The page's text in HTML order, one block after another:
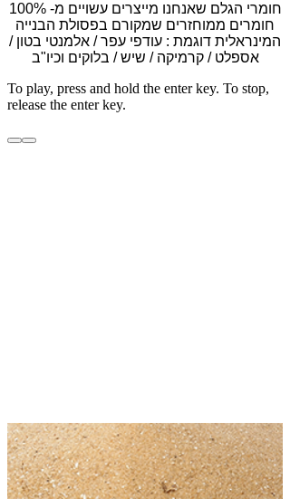
חומרי הגלם שאנחנו מייצרים עשויים מ- 100%
חומרים ממוחזרים שמקורם בפסולת הבנייה
המינראלית דוגמת : עודפי עפר / אלמנטי בטון /
אספלט / קרמיקה / שיש / בלוקים וכיו"ב
To play, press and hold the enter key. To stop,
release the enter key.